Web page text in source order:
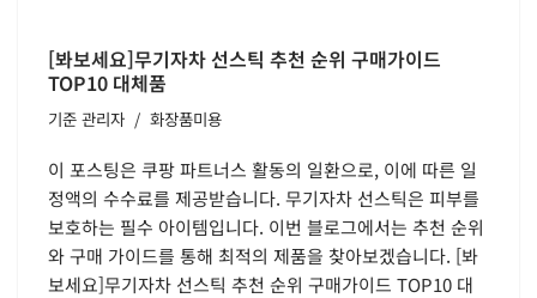
[봐보세요]무기자차 선스틱 추천 순위 구매가이드
TOP10 대체품
기준 관리자 화장품미용
이 포스팅은 쿠팡 파트너스 활동의 일환으로, 이에 따른 일
정액의 수수료를 제공받습니다. 무기자차 선스틱은 피부를
보호하는 필수 아이템입니다. 이번 블로그에서는 추천 순위
와 구매 가이드를 통해 최적의 제품을 찾아보겠습니다. [봐
보세요]무기자차 선스틱 추천 순위 구매가이드 TOP10 대